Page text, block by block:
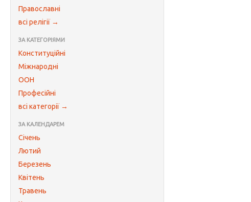
Православні
всі релігії →
ЗА КАТЕГОРІЯМИ
Конституційні
Міжнародні
ООН
Професійні
всі категорії →
ЗА КАЛЕНДАРЕМ
Січень
Лютий
Березень
Квітень
Травень